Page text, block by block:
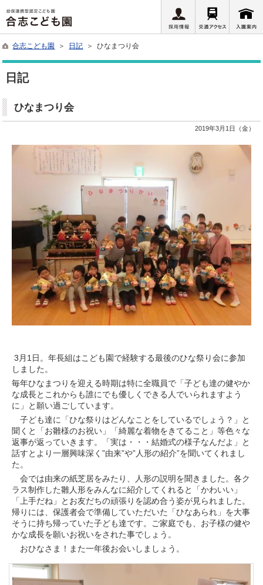
合志こども園 ＞ 日記 ＞ ひなまつり会
日記
ひなまつり会
2019年3月1日（金）
3月1日。年長組はこども園で経験する最後のひな祭り会に参加
しました。
毎年ひなまつりを迎える時期は特に全職員で「子ども達の健やか
な成長とこれからも誰にでも優しくできる人でいられますよう
に」と願い過ごしています。
子ども達に「ひな祭りはどんなことをしているでしょう？」と
聞くと「お雛様のお祝い」「綺麗な着物をきてること」等色々な
返事が返っていきます。「実は・・・結婚式の様子なんだよ」と
話すとより一層興味深く”由来”や”人形の紹介”を聞いてくれまし
た。
会では由来の紙芝居をみたり、人形の説明を聞きました。各ク
ラス制作した雛人形をみんなに紹介してくれると「かわいい」
「上手だね」とお友だちの頑張りを認め合う姿が見られました。
帰りには、保護者会で準備していただいた「ひなあられ」を大事
そうに持ち帰っていた子ども達です。ご家庭でも、お子様の健や
かな成長を願いお祝いをされた事でしょう。
おひなさま！また一年後お会いしましょう。